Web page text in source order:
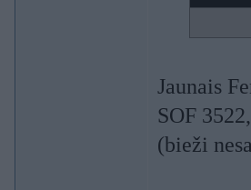
Jaunais
SOF
(bieži